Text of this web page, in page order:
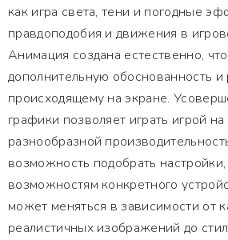
как игра света, тени и погодные
правдоподобия и движения в
Анимация создана естественно,
дополнительную обоснованность и
происходящему на экране.
графики позволяет играть игрой на
разнообразной
возможность подобрать
возможностям конкретного
может меняться в зависимости от
реалистичных изображений до